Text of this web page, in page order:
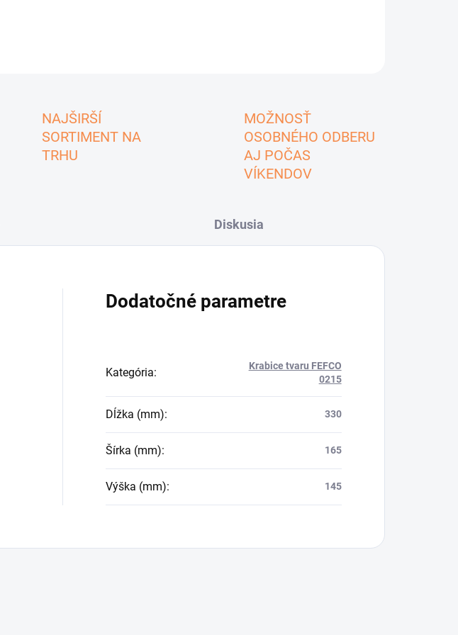
NAJŠIRŠÍ
SORTIMENT NA
TRHU
MOŽNOSŤ
OSOBNÉHO ODBERU
AJ POČAS
VÍKENDOV
Diskusia
Dodatočné parametre
Kategória:
Krabice tvaru FEFCO
0215
Dĺžka (mm): 330
Šírka (mm): 165
Výška (mm): 145